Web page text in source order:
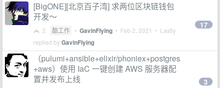
[BigONE][北京百子湾] 求两位区块链钱包
开发～
2 酷工作 • GavinFlying • Feb 2, 2021 • Lastly
replied byGavinFlying
17
（pulumi+ansible+elixir/phoniex+postgres
+aws）使用 IaC 一键创建 AWS 服务器配
置并发布上线
3